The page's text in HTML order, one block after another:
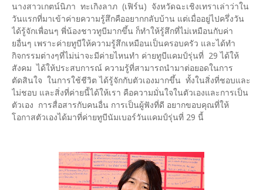
นางสาวเกตน์นิภา ทะเกิงลาภ (เฟิร์น) จังหวัดฉะเชิงเทราเล่าว่าใน
วันแรกที่มาเข้าค่ายความรู้สึกคืออยากกลับบ้าน แต่เมื่ออยู่ไปครึ่งวัน
ได้รู้จักเพื่อนๆ พี่น้องชาวทูบีมากขึ้น ก็ทำให้รู้สึกที่ไม่เหมือนกับค่า
ยอื่นๆ เพราะค่ายทูบีให้ความรู้สึกเหมือนเป็นครอบครัว และได้ทำ
กิจกรรมต่างๆที่ไม่น่าจะมีค่ายไหนทำ ค่ายทูบีแคมป์รุ่นที่ 29 ได้ให้
สังคม ได้ให้ประสบการณ์ ความรู้ที่สามารถนำมาต่อยอดในการ
ตัดสินใจ ในการใช้ชีวิต ได้รู้จักกับตัวเองมากขึ้น ทั้งในสิ่งที่ชอบและ
ไม่ชอบ และสิ่งที่ค่ายนี้ได้ให้เรา คือความมั่นใจในตัวเองและการเป็น
ตัวเอง การสื่อสารกับคนอื่น การเป็นผู้ฟังที่ดี อยากขอบคุณที่ให้
โอกาสตัวเองได้มาที่ค่ายทูบีนัมเบอร์วันแคมป์รุ่นที่ 29 นี้